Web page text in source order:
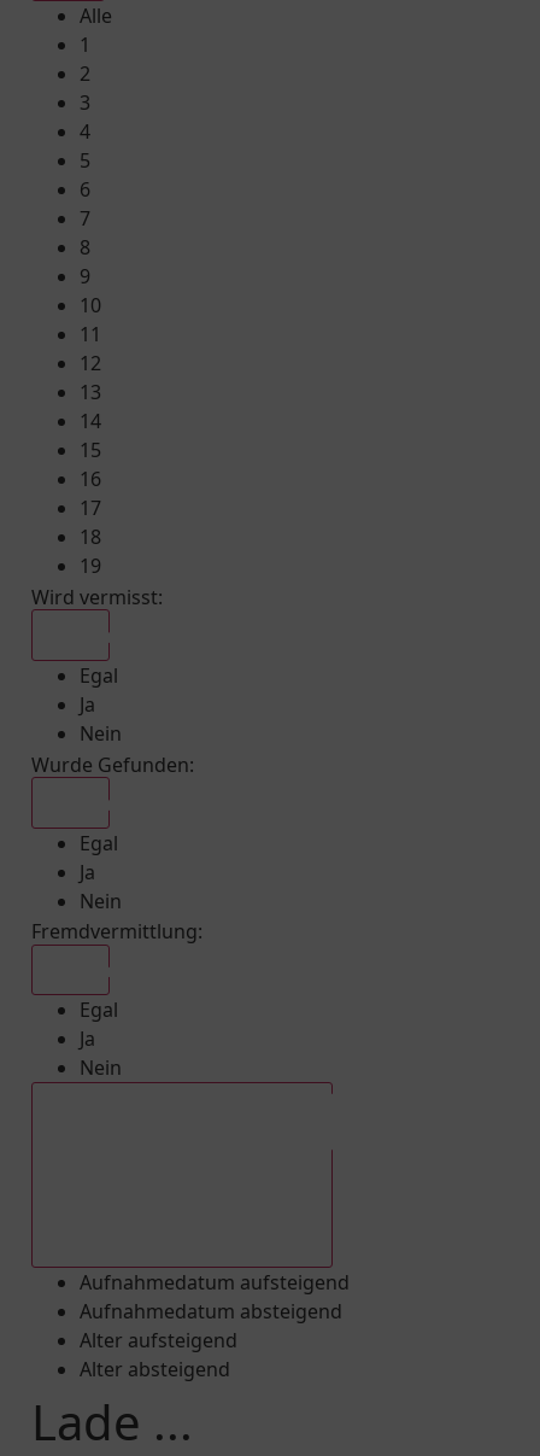
Alle
1
2
3
4
5
6
7
8
9
10
11
12
13
14
15
16
17
18
19
Wird vermisst:
Egal
Ja
Nein
Wurde Gefunden:
Egal
Ja
Nein
Fremdvermittlung:
Egal
Ja
Nein
Aufnahmedatum aufsteigend
Aufnahmedatum absteigend
Alter aufsteigend
Alter absteigend
Lade ...